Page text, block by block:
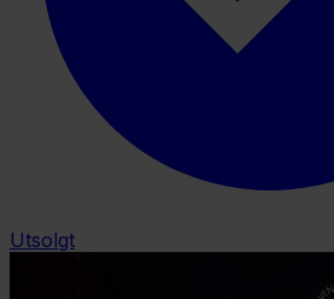
Utsolgt